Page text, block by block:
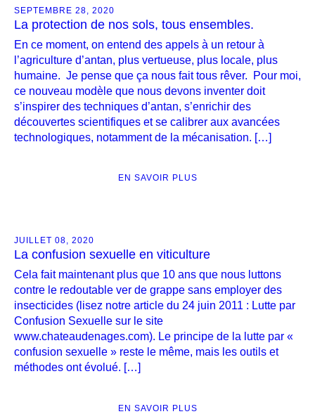
SEPTEMBRE 28, 2020
La protection de nos sols, tous ensembles.
En ce moment, on entend des appels à un retour à
l’agriculture d’antan, plus vertueuse, plus locale, plus
humaine. Je pense que ça nous fait tous rêver. Pour moi,
ce nouveau modèle que nous devons inventer doit
s’inspirer des techniques d’antan, s’enrichir des
découvertes scientifiques et se calibrer aux avancées
technologiques, notamment de la mécanisation. […]
EN SAVOIR PLUS
JUILLET 08, 2020
La confusion sexuelle en viticulture
Cela fait maintenant plus que 10 ans que nous luttons
contre le redoutable ver de grappe sans employer des
insecticides (lisez notre article du 24 juin 2011 : Lutte par
Confusion Sexuelle sur le site
www.chateaudenages.com). Le principe de la lutte par «
confusion sexuelle » reste le même, mais les outils et
méthodes ont évolué. […]
EN SAVOIR PLUS